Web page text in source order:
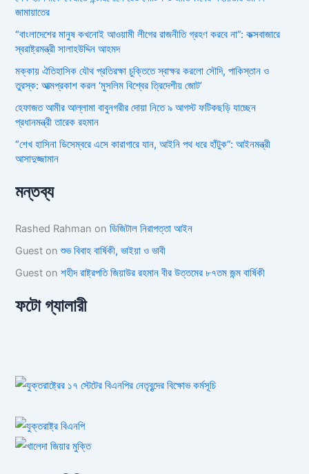
জামায়াতের
“বাংলাদেশের মানুষ কখনোই আওয়ামী লীগের রাজনীতি গ্রহণ করবে না”: কক্সবাজারে
স্বরাষ্ট্রমন্ত্রী সালাহউদ্দিন আহমদ
মক্কায় ঐতিহাসিক যৌথ প্রতিরক্ষা চুক্তিতে স্বাক্ষর করলো সৌদি, পাকিস্তান ও
তুরস্ক: আত্মপ্রকাশ করল ‘মুসলিম বিশ্বের ত্রিদেশীয় জোট’
হেফাজত আমীর আল্লামা বাবুনগরীর দোয়া নিতে ৯ আগস্ট ফটিকছড়ি যাচ্ছেন
প্রধানমন্ত্রী তারেক রহমান
“শেখ হাসিনা ডিসেম্বরে এসে কারাগারে যান, আইনি পথ ধরে হাঁটুক”: আইনমন্ত্রী
আসাদুজ্জামান
মন্তব্য
Rashed Rahman onডিজিটাল নিরাপত্তা আইন
Guest onশুভ বিবাহ বার্ষিকী, ভাইয়া ও ভাবী
Guest onশহীদ রাষ্ট্রপতি জিয়াউর রহমান বীর উত্তমের ৮৭তম জন্ম বার্ষিকী
ফটো গ্যালারী